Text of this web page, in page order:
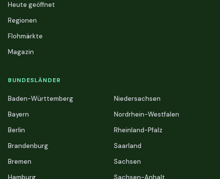
Heute geöffnet
Regionen
Flohmärkte
Magazin
BUNDESLÄNDER
Baden-Württemberg
Bayern
Berlin
Brandenburg
Bremen
Niedersachsen
Nordrhein-Westfalen
Rheinland-Pfalz
Saarland
Sachsen